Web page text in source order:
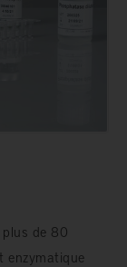
plus de 80
enzymatique